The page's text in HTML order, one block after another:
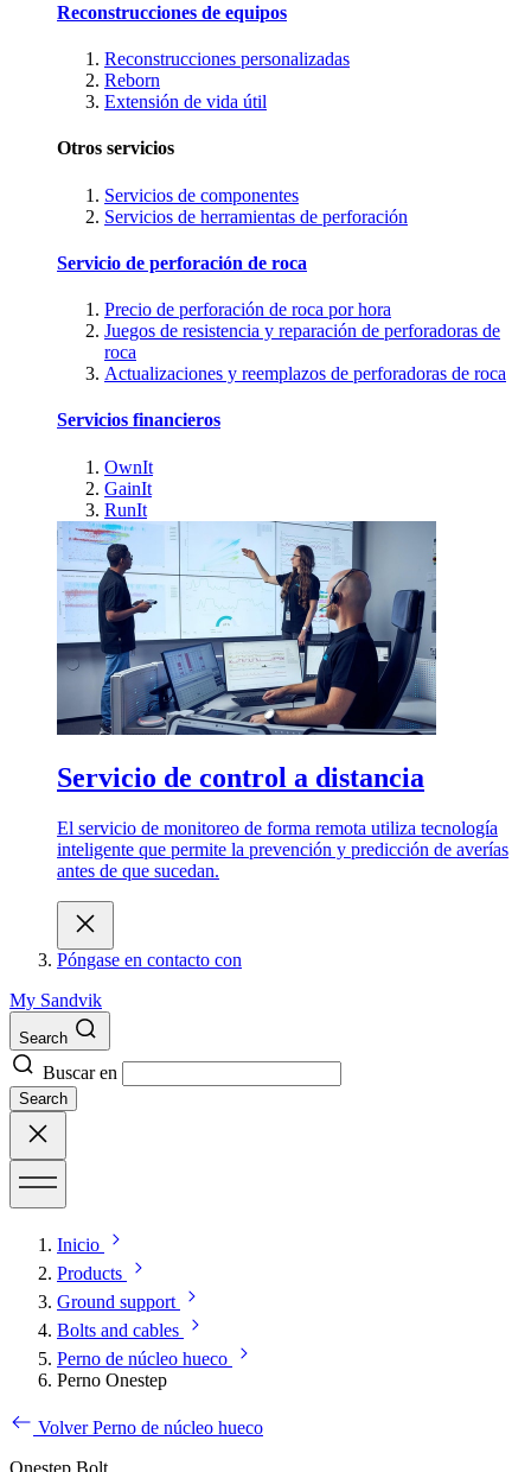
Reconstrucciones de equipos
Reconstrucciones personalizadas
Reborn
Extensión de vida útil
Otros servicios
Servicios de componentes
Servicios de herramientas de perforación
Servicio de perforación de roca
Precio de perforación de roca por hora
Juegos de resistencia y reparación de perforadoras de
roca
Actualizaciones y reemplazos de perforadoras de roca
Servicios financieros
OwnIt
GainIt
RunIt
Servicio de control a distancia
El servicio de monitoreo de forma remota utiliza tecnología
inteligente que permite la prevención y predicción de averías
antes de que sucedan.
Póngase en contacto con
My Sandvik
Search
Buscar en
Search
Inicio
Products
Ground support
Bolts and cables
Perno de núcleo hueco
Perno Onestep
Volver Perno de núcleo hueco